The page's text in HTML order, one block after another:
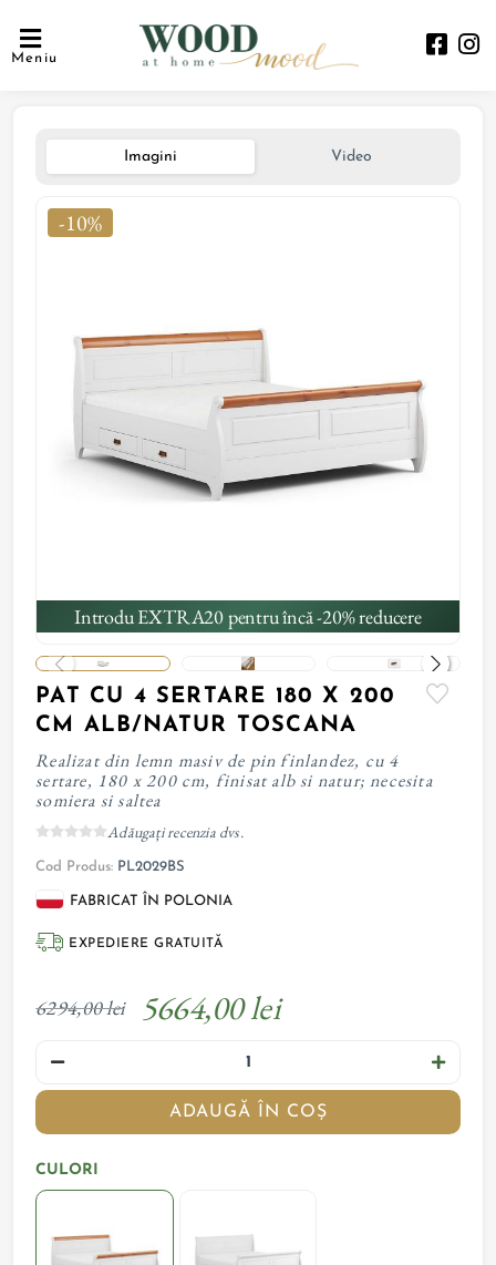
Meniu
Imagini Video
-10%
Introdu EXTRA20 pentru încă -20% reducere
PAT CU 4 SERTARE 180 X 200
CM ALB/NATUR TOSCANA
Realizat din lemn masiv de pin finlandez, cu 4
sertare, 180 x 200 cm, finisat alb si natur; necesita
somiera si saltea
Adăugați recenzia dvs.
Cod Produs: PL2029BS
FABRICAT ÎN POLONIA
EXPEDIERE GRATUITĂ
6294,00 lei 5664,00 lei
ADAUGĂ ÎN COȘ
CULORI